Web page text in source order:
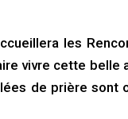
les
vivre cette belle
de prière sont